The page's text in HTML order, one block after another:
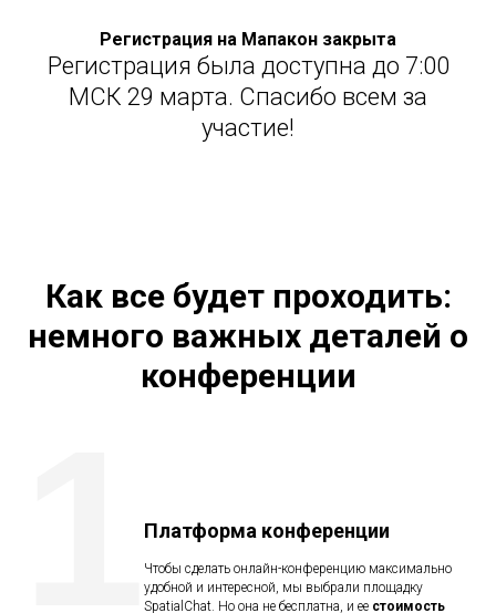
Регистрация на Мапакон закрыта
Регистрация была доступна до 7:00
МСК 29 марта. Спасибо всем за
участие!
Как все будет проходить:
немного важных деталей о
конференции
Платформа конференции
Чтобы сделать онлайн-конференцию максимально
удобной и интересной, мы выбрали площадку
SpatialChat. Но она не бесплатна, и ее стоимость
1